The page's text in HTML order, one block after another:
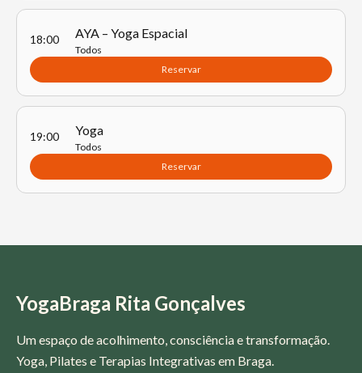
18:00 AYA – Yoga Espacial
Todos
Reservar
19:00 Yoga
Todos
Reservar
YogaBraga Rita Gonçalves
Um espaço de acolhimento, consciência e transformação.
Yoga, Pilates e Terapias Integrativas em Braga.